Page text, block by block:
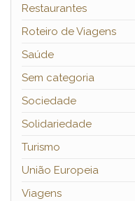
Restaurantes
Roteiro de Viagens
Saúde
Sem categoria
Sociedade
Solidariedade
Turismo
União Europeia
Viagens